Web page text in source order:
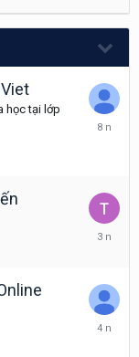
học tại lớp
Tháng
Tháng
2022
Tháng